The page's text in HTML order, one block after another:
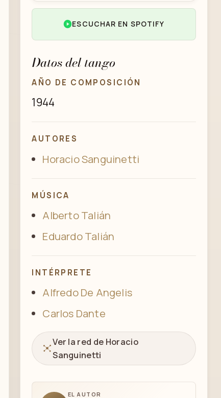
NIEVE DE AMOR
ESCUCHAR EN SPOTIFY
Datos del tango
AÑO DE COMPOSICIÓN
1944
AUTORES
Horacio Sanguinetti
MÚSICA
Alberto Talián
Eduardo Talián
INTÉRPRETE
Alfredo De Angelis
Carlos Dante
Ver la red de Horacio
Sanguinetti
EL AUTOR